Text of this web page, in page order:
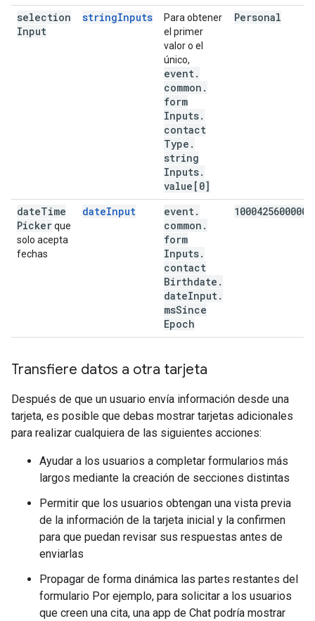
selection
Input
stringInputs
Para obtener
el primer
valor o el
único,
event.
common .
form
Inputs.
contact
Type .
string
Inputs.
value[0]
Personal
dateTime
Pickerque
solo acepta
fechas
dateInput event.
common .
form
Inputs.
contact
Birthdate .
dateInput.
msSince
Epoch
1000425600000
Transfiere datos a otra tarjeta
Después de que un usuario envía información desde una
tarjeta, es posible que debas mostrar tarjetas adicionales
para realizar cualquiera de las siguientes acciones:
Ayudar a los usuarios a completar formularios más
largos mediante la creación de secciones distintas
Permitir que los usuarios obtengan una vista previa
de la información de la tarjeta inicial y la confirmen
para que puedan revisar sus respuestas antes de
enviarlas
Propagar de forma dinámica las partes restantes del
formulario Por ejemplo, para solicitar a los usuarios
que creen una cita, una app de Chat podría mostrar